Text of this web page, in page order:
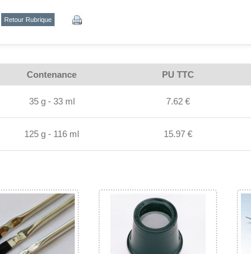
Retour Rubrique
Contenance PU TTC
35 g - 33 ml 7.62 €
125 g - 116 ml 15.97 €